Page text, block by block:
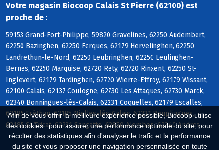
Afin de vous offrir la meilleure expérience possible, Biocoop utilise
des cookies : pour assurer une performance optimale du site, pour
récolter des statistiques afin d'analyser le trafic et la performance
du site et vous proposer une navigation personnalisée en toute
Votre magasin Biocoop Calais St Pierre (62100) est
proche de :
59153 Grand-Fort-Philippe, 59820 Gravelines, 62250 Audembert,
62250 Bazinghen, 62250 Ferques, 62179 Hervelinghen, 62250
Landrethun-le-Nord, 62250 Leubringhen, 62250 Leulinghen-
Bernes, 62250 Marquise, 62720 Rety, 62720 Rinxent, 62250 St-
Inglevert, 62179 Tardinghen, 62720 Wierre-Effroy, 62179 Wissant,
62100 Calais, 62137 Coulogne, 62730 Les Attaques, 62730 Marck,
62340 Bonningues-lès-Calais, 62231 Coquelles, 62179 Escalles,
62185 Fréthun, 62185 Nielles-lès-Calais, 62231 Peuplingues,
62185 St-Tricat, 62231 Sangatte, 62850 Alembon, 62340 Andres